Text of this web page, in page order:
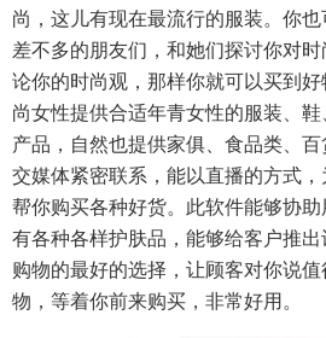
尚，这儿有现在最流行的服装。你
差不多的朋友们，和她们探讨你对
论你的时尚观，那样你就可以买到
尚女性提供合适年青女性的服装、
产品，自然也提供家俱、食品类、
交媒体紧密联系，能以直播的方式，
帮你购买各种好货。此软件能够协助
有各种各样护肤品，能够给客户推
购物的最好的选择，让顾客对你说
物，等着你前来购买，非常好用。